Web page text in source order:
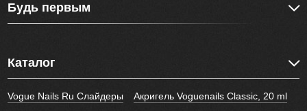
Будь первым
Каталог
Vogue Nails Ru Слайдеры
Акригель Voguenails Classic, 20 ml